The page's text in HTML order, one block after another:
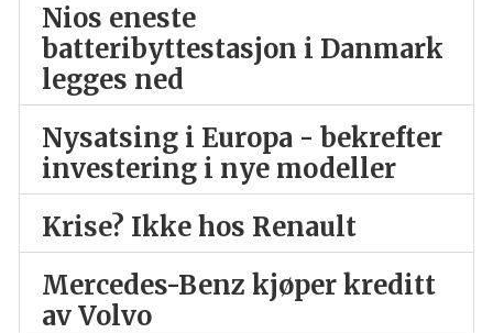
Nios eneste
batteribyttestasjon i Danmark
legges ned
Nysatsing i Europa - bekrefter
investering i nye modeller
Krise? Ikke hos Renault
Mercedes-Benz kjøper kreditt
av Volvo